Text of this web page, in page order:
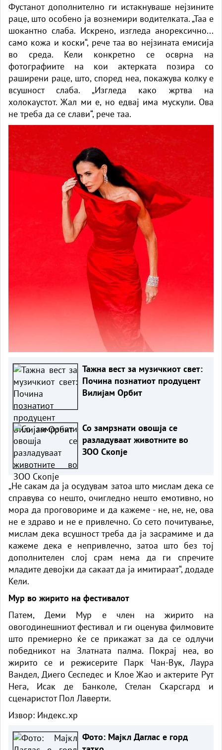
Фустанот дополнително ги истакнуваше нејзините
раце, што особено ја вознемири водителката. „Таа е
шокантно слаба. Искрено, изгледа анорексично...
само кожа и коски“, рече таа во нејзината емисија
во среда. Кели конкретно се осврна на
фотографиите на кои актерката позира со
раширени раце, што, според неа, покажува колку е
всушност слаба. „Изгледа како жртва на
холокаустот. Жал ми е, но едвај има мускули. Ова
не треба да се слави“, рече таа.
Тажна вест за музичкиот свет:
Почина познатиот продуцент
Вилијам Орбит
Со замрзнати овошја се
разладуваат животните во
ЗОО Скопје
„Не сакам да ја осудувам затоа што мислам дека се
справува со нешто, очигледно нешто емотивно, но
мора да проговориме и да кажеме - не, не, не, ова
не е здраво и не е привлечно. Со сето почитување,
мислам дека всушност треба да ја засрамиме и да
кажеме дека е непривлечно, затоа што без тој
дополнителен слој срам нема да ги спречите
младите девојки да сакаат да ја имитираат“, додаде
Кели.
Мур во жирито на фестивалот
Патем, Деми Мур е член на жирито на
овогодинешниот фестивал и ги оценува филмовите
што премиерно ќе се прикажат за да се одлучи
победникот на Златната палма. Покрај неа, во
жирито се и режисерите Парк Чан-Вук, Лаура
Вандел, Диего Сеспедес и Клое Жао и актерите Рут
Нега, Исак де Банколе, Стелан Скарсгард и
сценаристот Пол Лаверти.
Извор: Индекс.хр
Фото: Мајкл Даглас е горд